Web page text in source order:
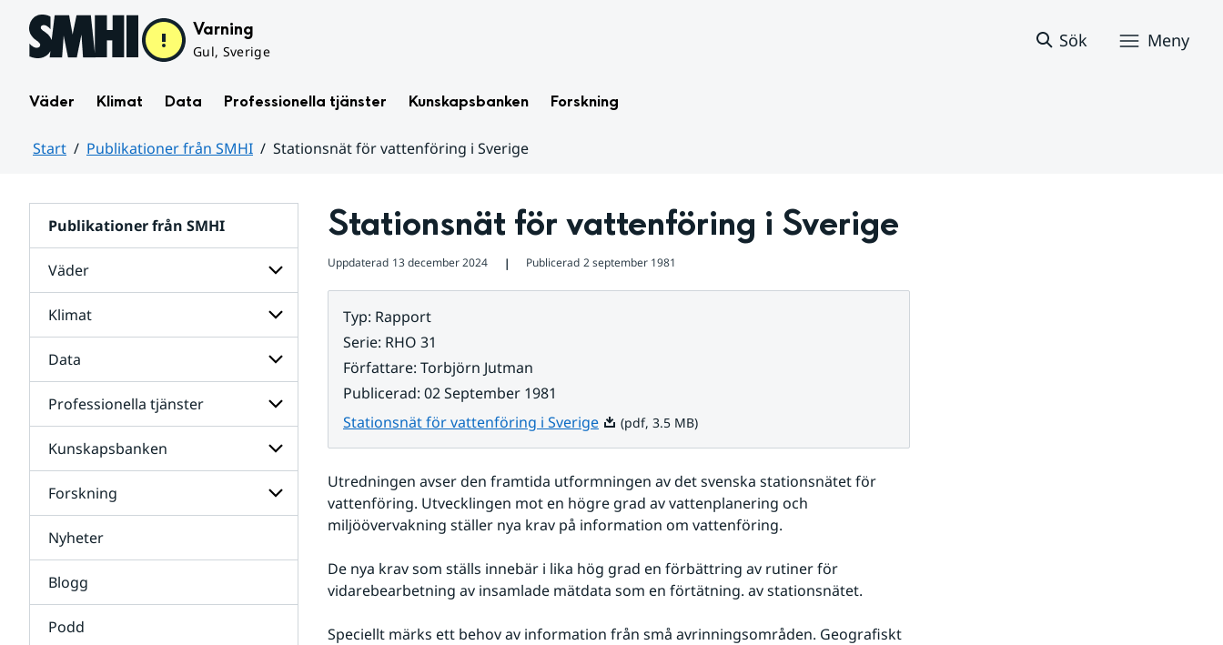
Hoppa till sidans innehåll Varning
Gul, Sverige
Sök Meny
Väder Klimat Data Professionella tjänster Kunskapsbanken Forskning
Start Publikationer från SMHI
Stationsnät för vattenföring i Sverige
Publikationer från SMHI
Väder
Undersidor
för
Väder
Klimat
Undersidor
för
Klimat
Data
Undersidor
för
Data
Professionella tjänster
Undersidor
för
Professionella
tjänster
Kunskapsbanken
Undersidor
för
Kunskapsbanken
Forskning
för
Forskning
Nyheter
Blogg
Podd
Stationsnät för vattenföring i Sverige
Uppdaterad 13 december 2024 ❘ Publicerad 2 september 1981
Typ: Rapport
Serie: RHO 31
Författare: Torbjörn Jutman
Publicerad: 02 September 1981
Stationsnät för vattenföring i SverigePdf, 3.5 MB.
(pdf, 3.5 MB)
Utredningen avser den framtida utformningen av det svenska stationsnätet för
vattenföring. Utvecklingen mot en högre grad av vattenplanering och
miljöövervakning ställer nya krav på information om vattenföring.
De nya krav som ställs innebär i lika hög grad en förbättring av rutiner för
vidarebearbetning av insamlade mätdata som en förtätning. av stationsnätet.
Speciellt märks ett behov av information från små avrinningsområden. Geografiskt